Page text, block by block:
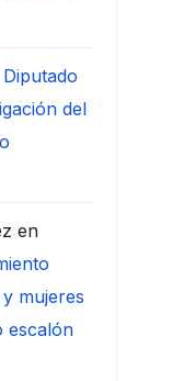
Diputado
del
en
mujeres
escalón